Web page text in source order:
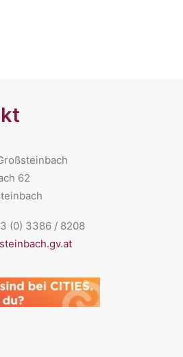
62
(0) 3386 / 8208